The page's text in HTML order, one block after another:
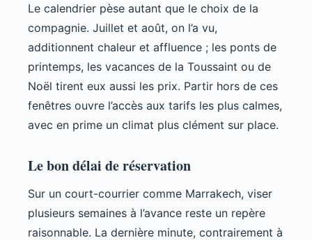
Le calendrier pèse autant que le choix de la
compagnie. Juillet et août, on l’a vu,
additionnent chaleur et affluence ; les ponts de
printemps, les vacances de la Toussaint ou de
Noël tirent eux aussi les prix. Partir hors de ces
fenêtres ouvre l’accès aux tarifs les plus calmes,
avec en prime un climat plus clément sur place.
Le bon délai de réservation
Sur un court-courrier comme Marrakech, viser
plusieurs semaines à l’avance reste un repère
raisonnable. La dernière minute, contrairement à